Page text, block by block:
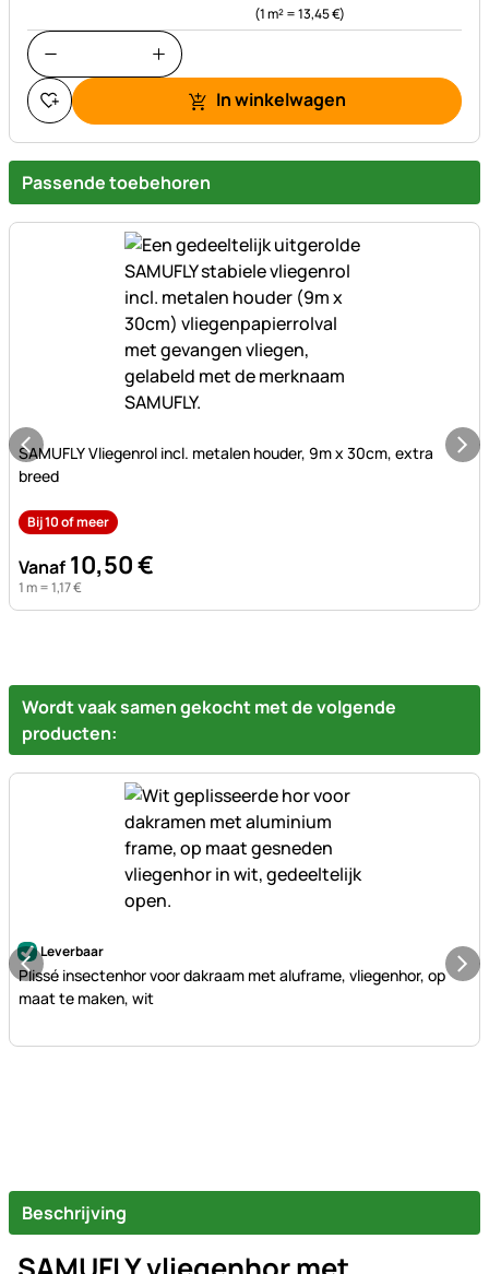
(1 m² =13,45€)
In winkelwagen
Passende toebehoren
Nog geen beoordelingen geplaatst
SAMUFLY Vliegenrol incl. metalen houder, 9m x 30cm, extra
breed
Bij 10 of meer
Vanaf 10,50€
1 m =1,17€
Wordt vaak samen gekocht met de volgende
producten:
Nog geen beoordelingen geplaatst
Leverbaar
Plissé insectenhor voor dakraam met aluframe, vliegenhor, op
maat te maken, wit
Beschrijving